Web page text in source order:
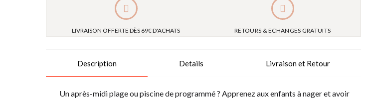
LIVRAISON OFFERTE DÈS 69€ D'ACHATS RETOURS & ECHANGES GRATUITS
Description Details Livraison et Retour
Un après-midi plage ou piscine de programmé ? Apprenez aux enfants à nager et avoir